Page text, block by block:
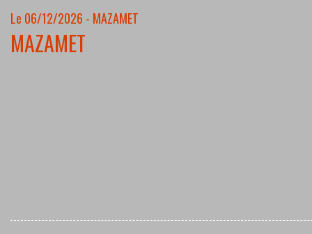
Le 06/12/2026 - MAZAMET
MAZAMET